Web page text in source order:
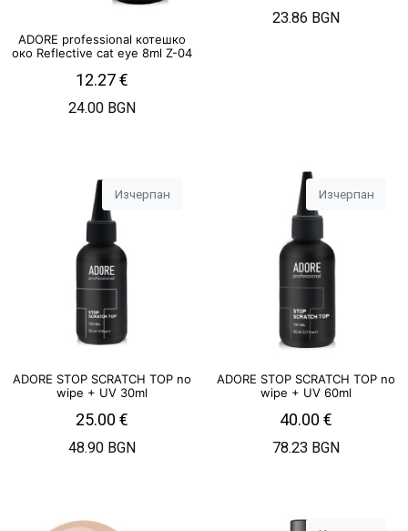
ADORE professional котешко
око Reflective cat eye 8ml Z-04
12.27€
24.00 BGN
23.86 BGN
Изчерпан
ADORE STOP SCRATCH TOP no
wipe + UV 30ml
25.00 €
48.90 BGN
Изчерпан
ADORE STOP SCRATCH TOP no
wipe + UV 60ml
40.00 €
78.23 BGN